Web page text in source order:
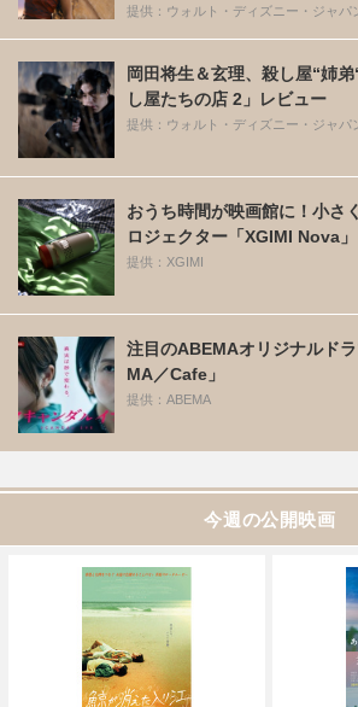
提供：ウォルト・ディズニー・ジャパ
岡田将生＆玄理、殺し屋“姉
し屋たちの店 2」レビュー
提供：ウォルト・ディズニー・ジャパ
おうち時間が映画館に！小さ
ロジェクター「XGIMI Nova」
提供：XGIMI
注目のABEMAオリジナルド
MA／Cafe」
提供：ABEMA
今週の公開映画